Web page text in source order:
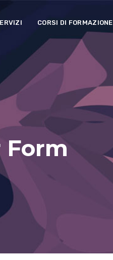
CORSI DI FORMAZIONE